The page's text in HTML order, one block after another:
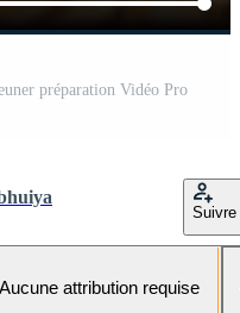
préparation Vidéo Pro
Suivre
Aucune attribution requise